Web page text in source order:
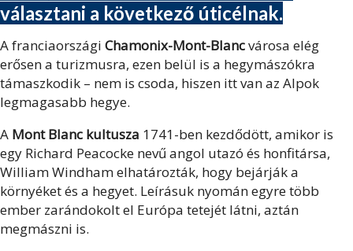
választani a következő úticélnak.
A franciaországi Chamonix-Mont-Blancvárosa elég
erősen a turizmusra, ezen belül is a hegymászókra
támaszkodik – nem is csoda, hiszen itt van az Alpok
legmagasabb hegye.
A Mont Blanc kultusza 1741-ben kezdődött, amikor is
egy Richard Peacocke nevű angol utazó és honfitársa,
William Windham elhatározták, hogy bejárják a
környéket és a hegyet. Leírásuk nyomán egyre több
ember zarándokolt el Európa tetejét látni, aztán
megmászni is.